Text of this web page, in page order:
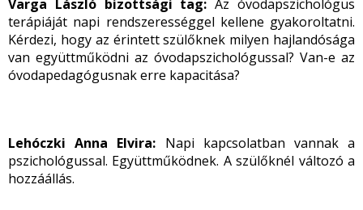
Varga László bizottsági tag:Az óvodapszichológus
terápiáját napi rendszerességgel kellene gyakoroltatni.
Kérdezi, hogy az érintett szülőknek milyen hajlandósága
van együttműködni az óvodapszichológussal? Van-e az
óvodapedagógusnak erre kapacitása?
Lehóczki Anna Elvira: Napi kapcsolatban vannak a
pszichológussal. Együttműködnek. A szülőknél változó a
hozzáállás.